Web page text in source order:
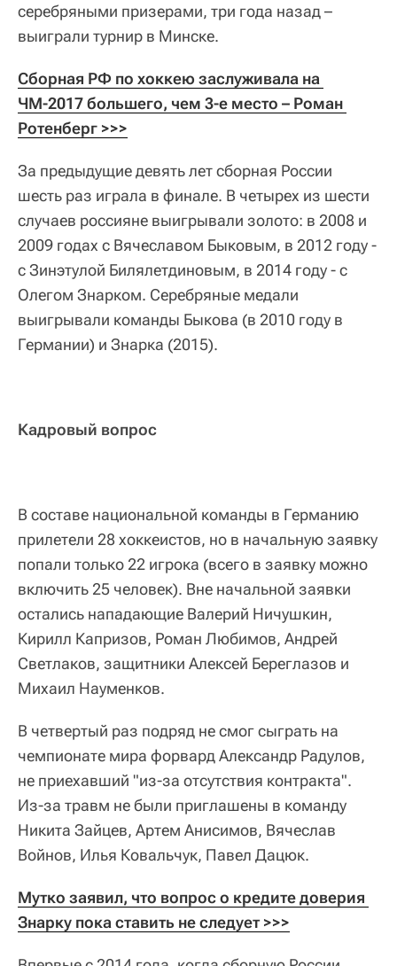
серебряными призерами, три года назад –
выиграли турнир в Минске.
Сборная РФ по хоккею заслуживала на
ЧМ-2017 большего, чем 3-е место – Роман
Ротенберг >>>
За предыдущие девять лет сборная России
шесть раз играла в финале. В четырех из шести
случаев россияне выигрывали золото: в 2008 и
2009 годах с Вячеславом Быковым, в 2012 году -
с Зинэтулой Билялетдиновым, в 2014 году - с
Олегом Знарком. Серебряные медали
выигрывали команды Быкова (в 2010 году в
Германии) и Знарка (2015).
Кадровый вопрос
В составе национальной команды в Германию
прилетели 28 хоккеистов, но в начальную заявку
попали только 22 игрока (всего в заявку можно
включить 25 человек). Вне начальной заявки
остались нападающие Валерий Ничушкин,
Кирилл Капризов, Роман Любимов, Андрей
Светлаков, защитники Алексей Береглазов и
Михаил Науменков.
В четвертый раз подряд не смог сыграть на
чемпионате мира форвард Александр Радулов,
не приехавший "из-за отсутствия контракта".
Из-за травм не были приглашены в команду
Никита Зайцев, Артем Анисимов, Вячеслав
Войнов, Илья Ковальчук, Павел Дацюк.
Мутко заявил, что вопрос о кредите доверия
Знарку пока ставить не следует >>>